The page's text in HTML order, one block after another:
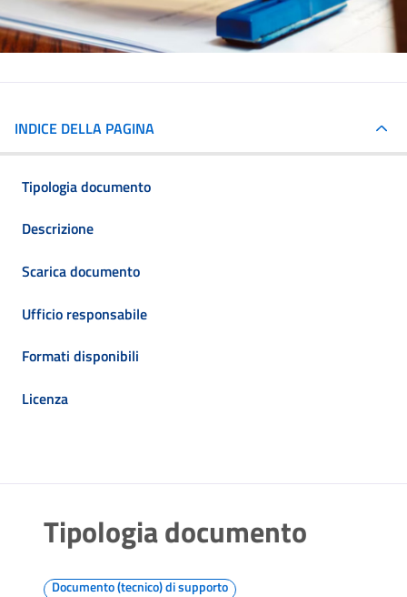
INDICE DELLA PAGINA
Tipologia documento
Descrizione
Scarica documento
Ufficio responsabile
Formati disponibili
Licenza
Tipologia documento
Documento (tecnico) di supporto